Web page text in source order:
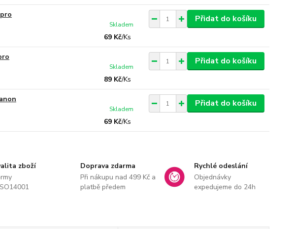
69 Kč/Ks
Skladem
Přidat do košíku
89 Kč/Ks
Skladem
Přidat do košíku
69 Kč/Ks
Skladem
Přidat do košíku
zboží
Doprava zdarma
Při nákupu nad 499 Kč a
platbě předem
Rychlé odeslání
Objednávky
expedujeme do 24h